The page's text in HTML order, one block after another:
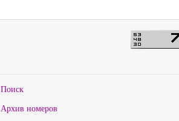
Поиск
Архив номеров